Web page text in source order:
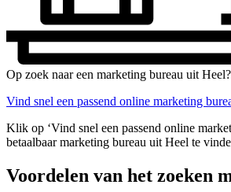
Op zoek naar een marketing bureau uit Heel?
Vind snel een passend online marketing
Klik op ‘Vind snel een passend online
betaalbaar marketing bureau uit Heel te
Voordelen van het zoeken